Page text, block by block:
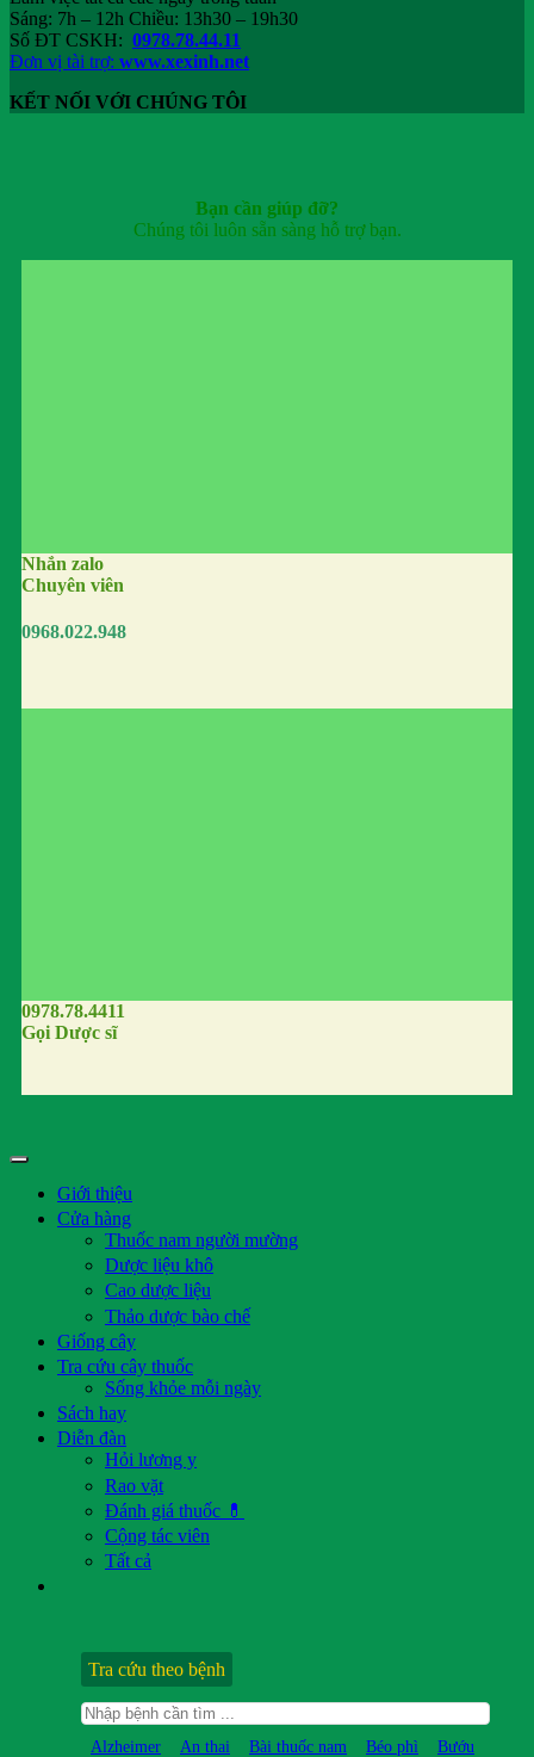
Sáng: 7h – 12h Chiều: 13h30 – 19h30
Số ĐT CSKH: 0978.78.44.11
Đơn vị tài trợ: www.xexinh.net
KẾT NỐI VỚI CHÚNG TÔI
Bạn cần giúp đỡ?
Chúng tôi luôn sẵn sàng hỗ trợ bạn.
Nhắn zalo
Chuyên viên
0968.022.948
0978.78.4411
Gọi Dược sĩ
Giới thiệu
Cửa hàng
Thuốc nam người mường
Dược liệu khô
Cao dược liệu
Thảo dược bào chế
Giống cây
Tra cứu cây thuốc
Sống khỏe mỗi ngày
Sách hay
Diễn đàn
Hỏi lương y
Rao vặt
Đánh giá thuốc 💊
Cộng tác viên
Tất cả
Tra cứu theo bệnh
Alzheimer An thai Bài thuốc nam Béo phì Bướu